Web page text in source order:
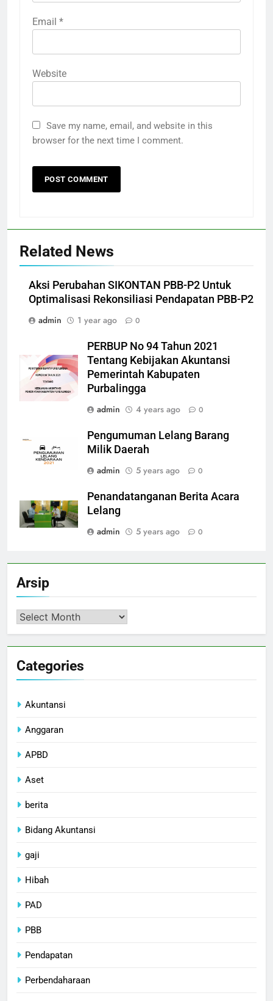
Email *
Website
Save my name, email, and website in this
browser for the next time I comment.
Related News
Aksi Perubahan SIKONTAN PBB-P2 Untuk
Optimalisasi Rekonsiliasi Pendapatan PBB-P2
admin
1 year ago 0
PERBUP No 94 Tahun 2021
Tentang Kebijakan Akuntansi
Pemerintah Kabupaten
Purbalingga
admin
4 years ago 0
Pengumuman Lelang Barang
Milik Daerah
admin
5 years ago 0
Penandatanganan Berita Acara
Lelang
admin
5 years ago 0
Arsip
Arsip
Categories
Akuntansi
Anggaran
APBD
Aset
berita
Bidang Akuntansi
gaji
Hibah
PAD
PBB
Pendapatan
Perbendaharaan